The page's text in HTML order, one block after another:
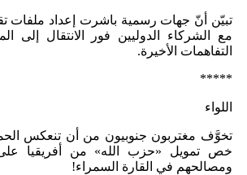
تبيّن أنّ جهات رسمية باشرت إعداد ملفات
مع الشركاء الدوليين فور الانتقال إلى
التفاهمات الأخيرة.
*****
اللواء
تخوَّف مغتربون جنوبيون من أن تنعكس
خص تمويل «حزب الله» من أفريقيا على
ومصالحهم في القارة السمراء!